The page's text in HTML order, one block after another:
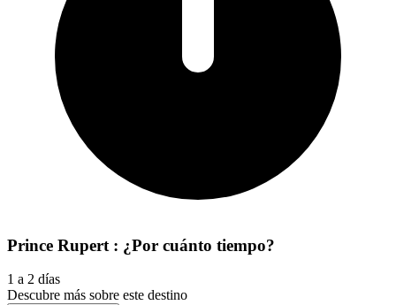
Prince Rupert : ¿Por cuánto tiempo?
1 a 2 días
Descubre más sobre este destino